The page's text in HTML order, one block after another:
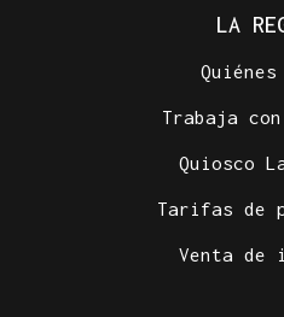
LA
Quiénes
Trabaja
Quiosco
Tarifas de
Venta de